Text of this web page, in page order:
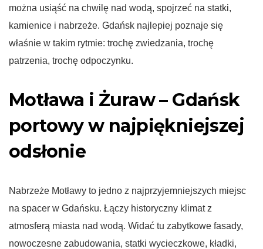
można usiąść na chwilę nad wodą, spojrzeć na statki,
kamienice i nabrzeże. Gdańsk najlepiej poznaje się
właśnie w takim rytmie: trochę zwiedzania, trochę
patrzenia, trochę odpoczynku.
Motława i Żuraw – Gdańsk
portowy w najpiękniejszej
odsłonie
Nabrzeże Motławy to jedno z najprzyjemniejszych miejsc
na spacer w Gdańsku. Łączy historyczny klimat z
atmosferą miasta nad wodą. Widać tu zabytkowe fasady,
nowoczesne zabudowania, statki wycieczkowe, kładki,